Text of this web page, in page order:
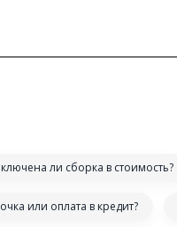
ли сборка в стоимость?
или оплата в кредит?